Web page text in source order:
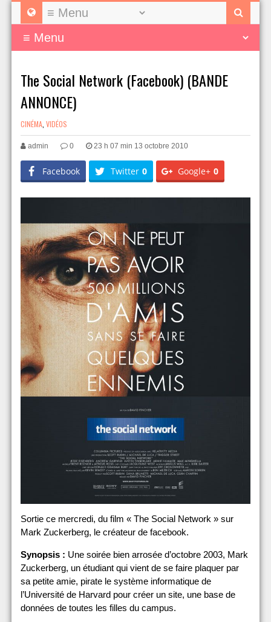
The Social Network (Facebook) (BANDE
ANNONCE)
CINÉMA VIDÉOS
admin 0 23 h 07 min 13 octobre 2010
Facebook Twitter 0 Google+ 0
Sortie ce mercredi, du film « The Social Network » sur
Mark Zuckerberg, le créateur de facebook.
Synopsis : Une soirée bien arrosée d’octobre 2003, Mark
Zuckerberg, un étudiant qui vient de se faire plaquer par
sa petite amie, pirate le système informatique de
l’Université de Harvard pour créer un site, une base de
données de toutes les filles du campus.